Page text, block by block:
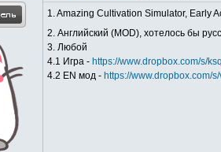
1. Amazing Cultivation Simulator, Early
2. Английский (MOD), хотелось бы
3. Любой
4.1 Игра - https://www.dropbox.com/s/
4.2 EN мод - https://www.dropbox.com/